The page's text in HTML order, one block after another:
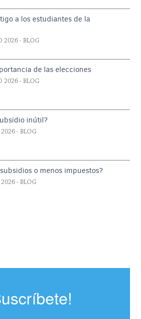
a los estudiantes de la
2026 - BLOG
de las elecciones
2026 - BLOG
inútil?
2026 - BLOG
o menos impuestos?
2026 - BLOG